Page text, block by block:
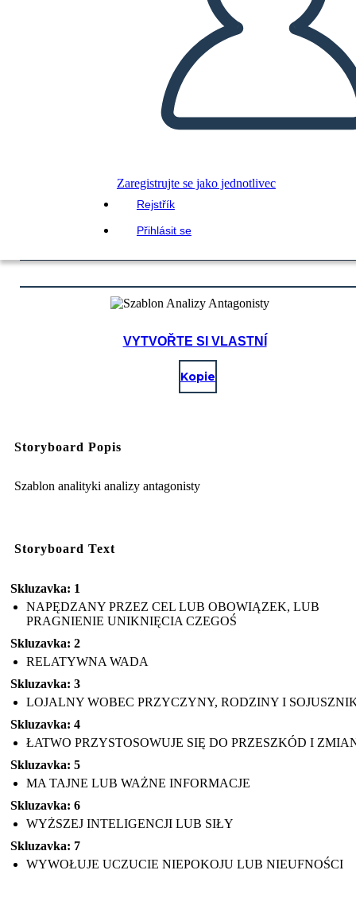
Zaregistrujte se jako jednotlivec
Rejstřík
Přihlásit se
VYTVOŘTE SI VLASTNÍ
Kopie
Storyboard Popis
Szablon analityki analizy antagonisty
Storyboard Text
Skluzavka: 1
NAPĘDZANY PRZEZ CEL LUB OBOWIĄZEK, LUB
PRAGNIENIE UNIKNIĘCIA CZEGOŚ
Skluzavka: 2
RELATYWNA WADA
Skluzavka: 3
LOJALNY WOBEC PRZYCZYNY, RODZINY I
Skluzavka: 4
ŁATWO PRZYSTOSOWUJE SIĘ DO PRZESZKÓD I
Skluzavka: 5
MA TAJNE LUB WAŻNE INFORMACJE
Skluzavka: 6
WYŻSZEJ INTELIGENCJI LUB SIŁY
Skluzavka: 7
WYWOŁUJE UCZUCIE NIEPOKOJU LUB NIEUFNOŚCI